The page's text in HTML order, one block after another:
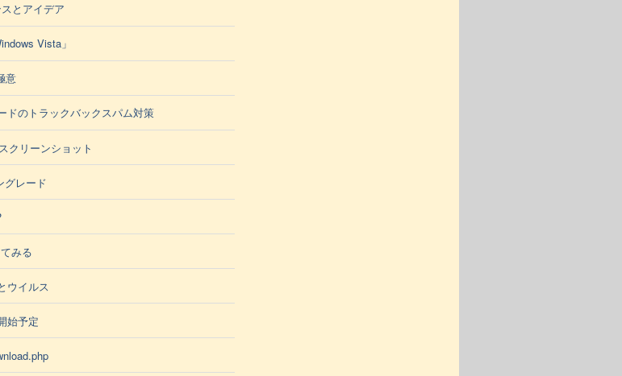
とアイデア
Vista」
意
ドのトラックバックスパム対策
クリーンショット
グレード
みる
ウイルス
始予定